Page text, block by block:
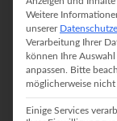
Weitere
unserer
Verarbeitung Ihrer
können Ihre
anpassen.
Bitte
möglicherweise nicht
Einige Services